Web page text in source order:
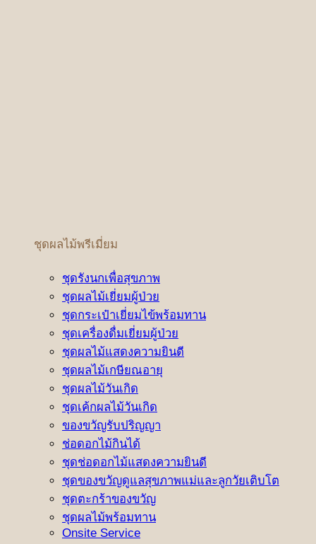
ชุดผลไม้พรีเมี่ยม
ชุดรังนกเพื่อสุขภาพ
ชุดผลไม้เยี่ยมผู้ป่วย
ชุดกระเป๋าเยี่ยมไข้พร้อมทาน
ชุดเครื่องดื่มเยี่ยมผู้ป่วย
ชุดผลไม้แสดงความยินดี
ชุดผลไม้เกษียณอายุ
ชุดผลไม้วันเกิด
ชุดเค้กผลไม้วันเกิด
ของขวัญรับปริญญา
ช่อดอกไม้กินได้
ชุดช่อดอกไม้แสดงความยินดี
ชุดของขวัญดูแลสุขภาพแม่และลูกวัยเติบโต
ชุดตะกร้าของขวัญ
ชุดผลไม้พร้อมทาน
Onsite Service